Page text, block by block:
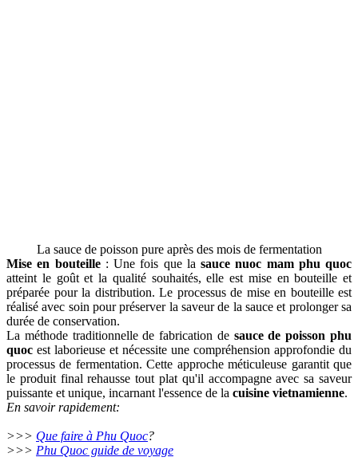
La sauce de poisson pure après des mois de fermentation
Mise en bouteille: Une fois que la sauce nuoc mam phu quoc
atteint le goût et la qualité souhaités, elle est mise en bouteille et
préparée pour la distribution. Le processus de mise en bouteille est
réalisé avec soin pour préserver la saveur de la sauce et prolonger sa
durée de conservation.
La méthode traditionnelle de fabrication desauce de poisson phu
quoc est laborieuse et nécessite une compréhension approfondie du
processus de fermentation. Cette approche méticuleuse garantit que
le produit final rehausse tout plat qu'il accompagne avec sa saveur
puissante et unique, incarnant l'essence de la cuisine vietnamienne.
En savoir rapidement:
>>> Que faire à Phu Quoc?
>>> Phu Quoc guide de voyage